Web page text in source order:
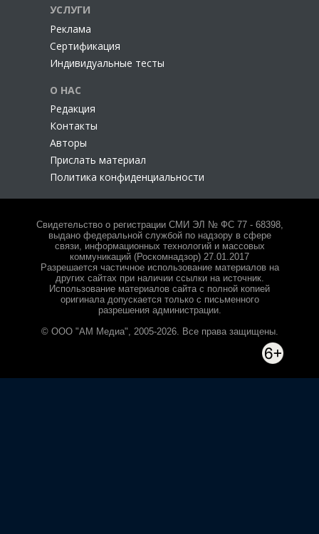
УСЛУГИ
Реклама
Сертификация
Индивидуальные тесты
О НАС
Редакция
Контакты
Авторы
Прислать материал
Политика конфиденциальности
Свидетельство о регистрации СМИ ЭЛ № ФС 77 - 68398,
выдано федеральной службой по надзору в сфере
связи, информационных технологий и массовых
коммуникаций (Роскомнадзор) 27.01.2017
Разрешается частичное использование материалов на
других сайтах при наличии ссылки на источник.
Использование материалов сайта с полной копией
оригинала допускается только с письменного
разрешения администрации.
© ООО "АМ Медиа", 2005-2026. Все права защищены.